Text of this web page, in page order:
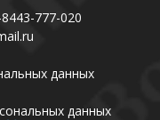
777-020
данных
данных